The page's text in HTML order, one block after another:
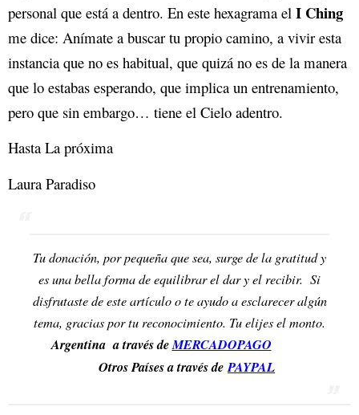
personal que está a dentro. En este hexagrama el I Ching
me dice: Anímate a buscar tu propio camino, a vivir esta
instancia que no es habitual, que quizá no es de la manera
que lo estabas esperando, que implica un entrenamiento,
pero que sin embargo… tiene el Cielo adentro.
Hasta La próxima
Laura Paradiso
Tu donación, por pequeña que sea, surge de la gratitud y
es una bella forma de equilibrar el dar y el recibir. Si
disfrutaste de este artículo o te ayudo a esclarecer algún
tema, gracias por tu reconocimiento. Tu elijes el monto.
Argentina a través deMERCADOPAGO
Otros Países a través de PAYPAL